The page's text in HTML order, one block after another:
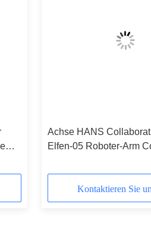
Achse HANS
Elfen-05 Roboter-Arm
Kontaktieren Sie